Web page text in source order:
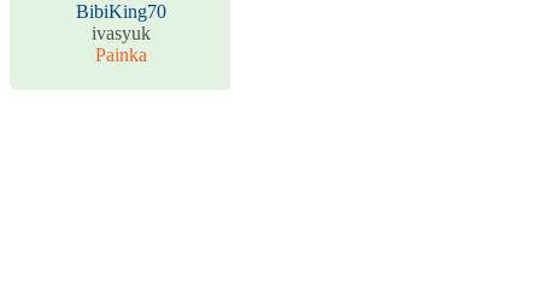
BibiKing70
ivasyuk
Painka